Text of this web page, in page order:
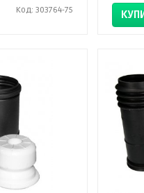
Код: 303764-75